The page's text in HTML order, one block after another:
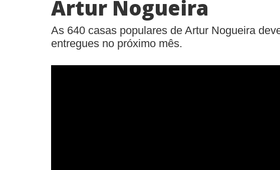
Artur Nogueira
As 640 casas populares de Artur Nogueira
entregues no próximo mês.